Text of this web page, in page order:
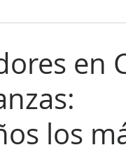
Fintech
en
los